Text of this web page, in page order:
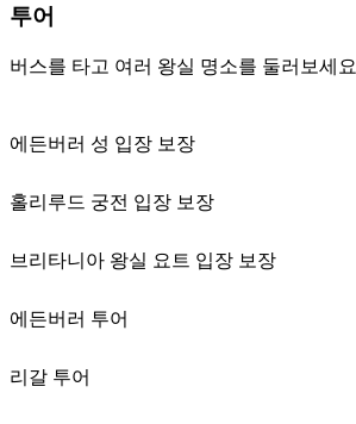
투어
버스를 타고 여러 왕실 명소를 둘러보세요
에든버러 성 입장 보장
홀리루드 궁전 입장 보장
브리타니아 왕실 요트 입장 보장
에든버러 투어
리갈 투어